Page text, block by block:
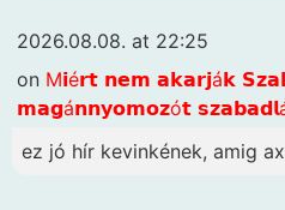
2026.08.08. at 22:25
on M𝗶é𝗿𝘁 𝗻𝗲𝗺 𝗮𝗸𝗮𝗿𝗷á𝗸
𝗺𝗮𝗴á𝗻𝗻𝘆𝗼𝗺𝗼𝘇ó𝘁
ez jó hír kevinkének, amig